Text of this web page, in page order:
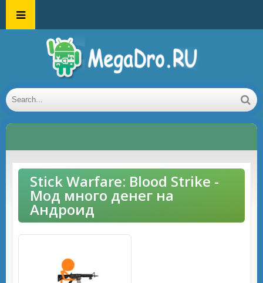
Stick Warfare: Blood Strike -
Мод много денег на
Андроид